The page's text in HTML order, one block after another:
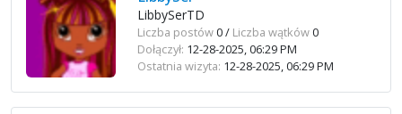
LibbySerTD
Liczba postów0 / Liczba wątków0
Dołączył: 12-28-2025, 06:29 PM
Ostatnia wizyta: 12-28-2025, 06:29 PM